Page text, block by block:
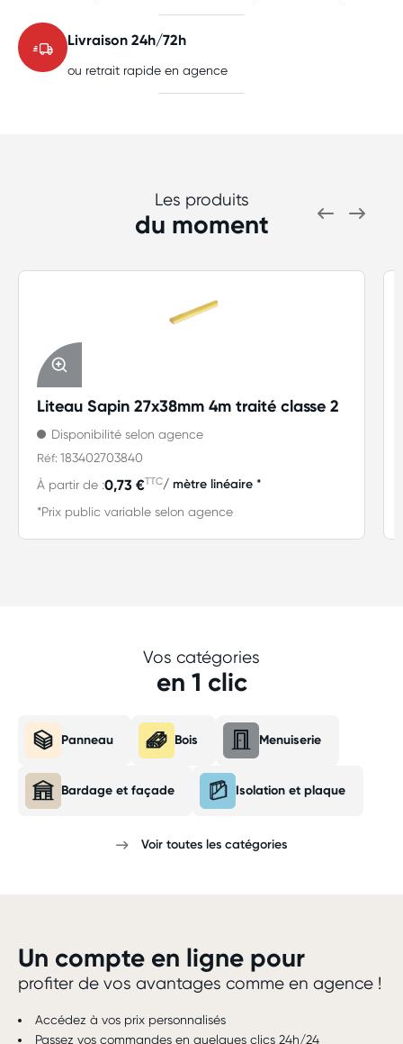
Livraison 24h/72h
ou retrait rapide en agence
Les produits
du moment
Liteau Sapin 27x38mm 4m traité classe 2
Disponibilité selon agence
Réf: 183402703840
À partir de :0,73 €TTC/ mètre linéaire *
*Prix public variable selon agence
Vos catégories
en 1 clic
Panneau Bois Menuiserie
Bardage et façade Isolation et plaque
Voir toutes les catégories
Un compte en ligne pour
profiter de vos avantages comme en agence !
Accédez à vos prix personnalisés
Passez vos commandes en quelques clics 24h/24